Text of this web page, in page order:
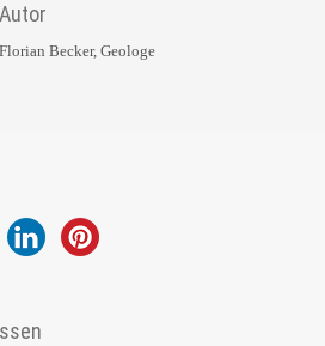
Autor
Florian Becker, Geologe